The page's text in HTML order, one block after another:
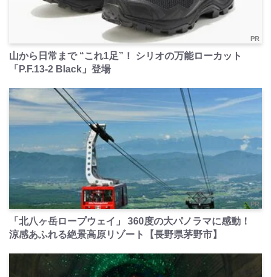
PR
山から日常まで “これ1足”！ シリオの万能ローカット
「P.F.13-2 Black」登場
PR
「北八ヶ岳ロープウェイ」 360度の大パノラマに感動！
涼感あふれる絶景高原リゾート【長野県茅野市】